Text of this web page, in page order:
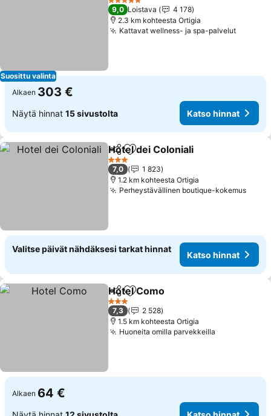
Suosittu valinta
5 Tähtiluokitus
9,0 Loistava
4 178
2.3 km kohteesta Ortigia
Kattavat wellness- ja spa-palvelut
Alkaen 303 €
Näytä hinnat 15 sivustolta Katso hinnat
Jaa Lisää suosikkeihin
Hotel dei Coloniali
3 Tähtiluokitus
7,0
1 823
1.2 km kohteesta Ortigia
Perheystävällinen boutique-kokemus
Valitse päivät nähdäksesi tarkat hinnat
Katso hinnat
Jaa Lisää suosikkeihin
Hotel Como
3 Tähtiluokitus
7,3
2 528
1.5 km kohteesta Ortigia
Huoneita omilla parvekkeilla
Alkaen 64 €